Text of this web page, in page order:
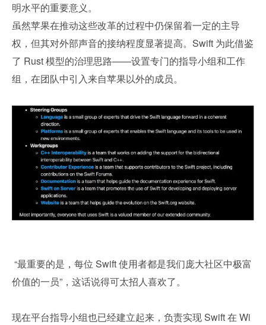
明水平的重要意义。
虽然苹果在推动这些改革的过程中仍保留着一定的主导
权，但其对外部声音的接纳程度显著提高。Swift 为此借鉴
了 Rust 模型的治理思路——设置专门的指导小组和工作
组，在团队中引入来自苹果以外的成员。
“最重要的是，每位 Swift 使用者都是我们庞大社区中极富
价值的一员”，这话说得可太招人喜欢了。
现在平台指导小组也已经建立起来，负责实现 Swift 在 Wi